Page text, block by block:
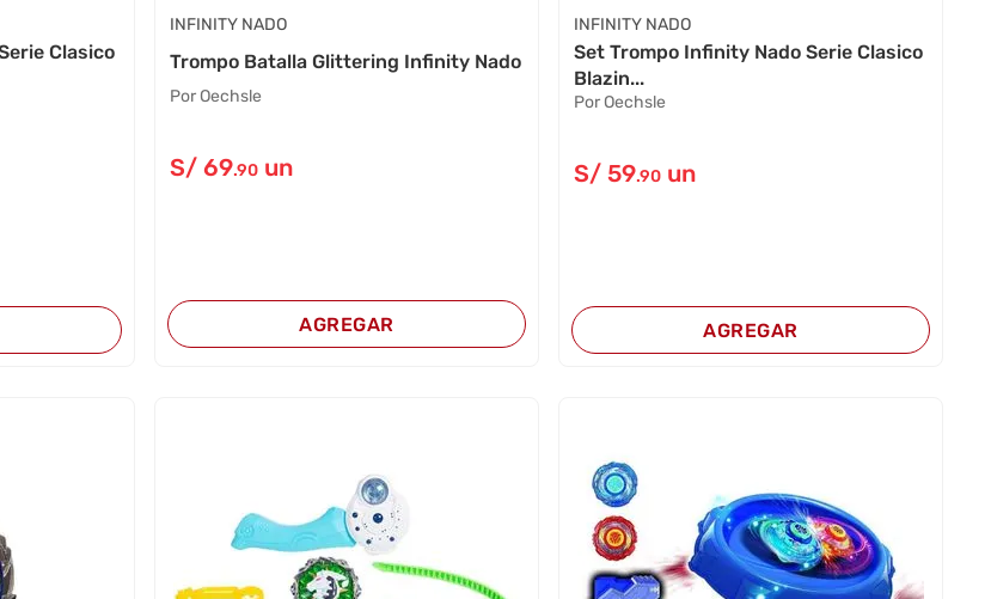
INFINITY NADO
Trompo Batalla Glittering Infinity Nado
Por Oechsle
S/69.90 un
AGREGAR
INFINITY NADO
Set Trompo Infinity Nado Serie Clasico
Blazin...
Por Oechsle
S/ 59.90 un
AGREGAR